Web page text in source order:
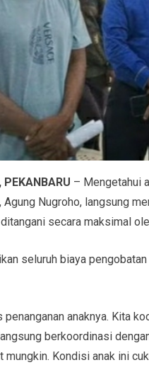
PEKANBARU – Mengetahui
Nugroho, langsung
secara maksimal
seluruh biaya
penanganan anaknya. Kita
berkoordinasi
mungkin. Kondisi anak ini